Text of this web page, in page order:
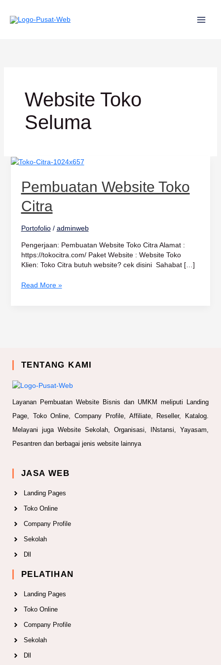
konten
Website Toko
Seluma
Pembuatan Website Toko
Citra
Portofolio/ adminweb
Pengerjaan: Pembuatan Website Toko Citra Alamat :
https://tokocitra.com/ Paket Website : Website Toko
Klien: Toko Citra butuh website? cek disini Sahabat […]
Pembuatan
Toko
Citra
Read More »
TENTANG KAMI
Layanan Pembuatan Website Bisnis dan UMKM meliputi Landing
Page, Toko Online, Company Profile, Affiliate, Reseller, Katalog.
Melayani juga Website Sekolah, Organisasi, INstansi, Yayasam,
Pesantren dan berbagai jenis website lainnya
JASA WEB
Landing Pages
Toko Online
Company Profile
Sekolah
Dll
PELATIHAN
Landing Pages
Toko Online
Company Profile
Sekolah
Dll